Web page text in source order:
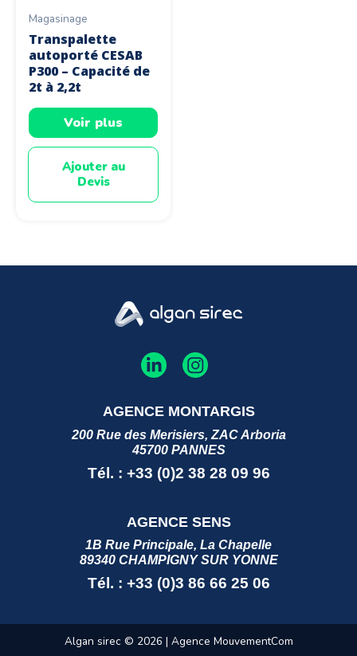
Magasinage
Transpalette
autoporté CESAB
P300 – Capacité de
2t à 2,2t
Voir plus
Ajouter au
Devis
AGENCE MONTARGIS
200 Rue des Merisiers, ZAC Arboria
45700 PANNES
Tél. : +33 (0)2 38 28 09 96
AGENCE SENS
1B Rue Principale, La Chapelle
89340 CHAMPIGNY SUR YONNE
Tél. : +33 (0)3 86 66 25 06
Algan sirec © 2026 | Agence MouvementCom